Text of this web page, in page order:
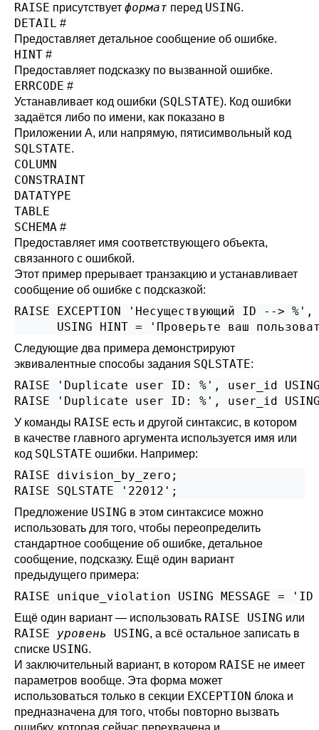
RAISE присутствует формат перед USING.
DETAIL #
Предоставляет детальное сообщение об ошибке.
HINT #
Предоставляет подсказку по вызванной ошибке.
ERRCODE #
Устанавливает код ошибки (SQLSTATE). Код ошибки
задаётся либо по имени, как показано в
Приложении A, или напрямую, пятисимвольный код
SQLSTATE.
COLUMN
CONSTRAINT
DATATYPE
TABLE
SCHEMA #
Предоставляет имя соответствующего объекта,
связанного с ошибкой.
Этот пример прерывает транзакцию и устанавливает
сообщение об ошибке с подсказкой:
RAISE EXCEPTION 'Несуществующий ID -->
USING HINT = 'Проверьте ваш
Следующие два примера демонстрируют
эквивалентные способы задания SQLSTATE:
RAISE 'Duplicate user ID: %', user_id
RAISE 'Duplicate user ID: %', user_id USING
У команды RAISE есть и другой синтаксис, в котором
в качестве главного аргумента используется имя или
код SQLSTATE ошибки. Например:
RAISE division_by_zero;
RAISE SQLSTATE '22012';
Предложение USING в этом синтаксисе можно
использовать для того, чтобы переопределить
стандартное сообщение об ошибке, детальное
сообщение, подсказку. Ещё один вариант
предыдущего примера:
RAISE unique_violation USING MESSAGE =
Ещё один вариант — использовать RAISE USING или
RAISE уровень USING, а всё остальное записать в
списке USING.
И заключительный вариант, в котором RAISE не имеет
параметров вообще. Эта форма может
использоваться только в секции EXCEPTION блока и
предназначена для того, чтобы повторно вызвать
ошибку, которая сейчас перехвачена и